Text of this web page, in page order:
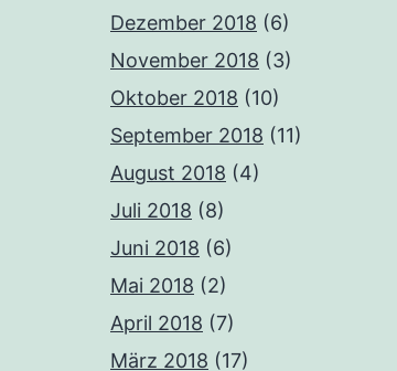
Dezember 2018 (6)
November 2018 (3)
Oktober 2018 (10)
September 2018 (11)
August 2018 (4)
Juli 2018 (8)
Juni 2018 (6)
Mai 2018 (2)
April 2018 (7)
März 2018 (17)